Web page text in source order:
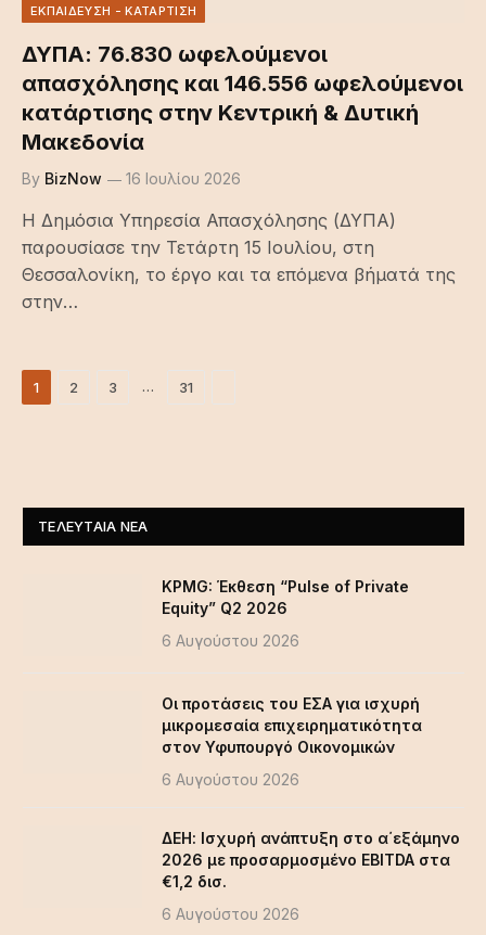
ΕΚΠΑΙΔΕΥΣΗ - ΚΑΤΑΡΤΙΣΗ
ΔΥΠΑ: 76.830 ωφελούμενοι
απασχόλησης και 146.556 ωφελούμενοι
κατάρτισης στην Κεντρική & Δυτική
Μακεδονία
By BizNow 16 Ιουλίου 2026
Η Δημόσια Υπηρεσία Απασχόλησης (ΔΥΠΑ)
παρουσίασε την Τετάρτη 15 Ιουλίου, στη
Θεσσαλονίκη, το έργο και τα επόμενα βήματά της
στην…
1 2 3 … 31
ΤΕΛΕΥΤΑΊΑ ΝΈΑ
KPMG: Έκθεση “Pulse of Private
Equity” Q2 2026
6 Αυγούστου 2026
Οι προτάσεις του ΕΣΑ για ισχυρή
μικρομεσαία επιχειρηματικότητα
στον Υφυπουργό Οικονομικών
6 Αυγούστου 2026
ΔΕΗ: Ισχυρή ανάπτυξη στο α΄εξάμηνο
2026 με προσαρμοσμένο EBITDA στα
€1,2 δισ.
6 Αυγούστου 2026